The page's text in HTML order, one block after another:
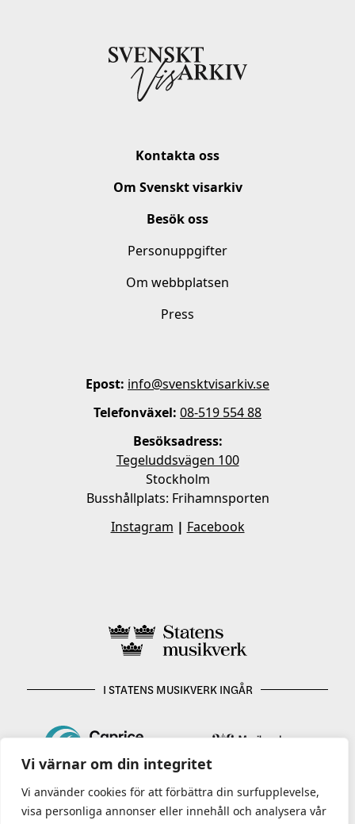
Vi värnar om din integritet
Vi använder cookies för att förbättra din surfupplevelse,
visa personliga annonser eller innehåll och analysera vår
Kontakta oss
Om Svenskt visarkiv
Besök oss
Personuppgifter
Om webbplatsen
Press
Epost: info@svensktvisarkiv.se
Telefonväxel: 08-519 554 88
Besöksadress:
Tegeluddsvägen 100
Stockholm
Busshållplats: Frihamnsporten
Instagram | Facebook
I STATENS MUSIKVERK INGÅR